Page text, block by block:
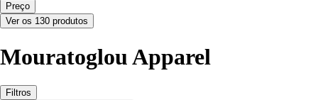
Preço
Ver os 130 produtos
Mouratoglou Apparel
Filtros